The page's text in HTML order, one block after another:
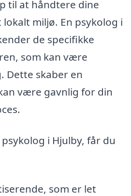
til at håndtere dine
miljø. En psykolog i
de specifikke
som kan være
Dette skaber en
være gavnlig for din
i Hjulby, får du
som er let